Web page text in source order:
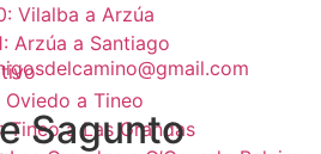
Vilalba a Arzúa
Arzúa a Santiago
Oviedo a Tineo
Tineo a Las Grandas
Sagunto